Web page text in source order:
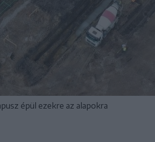
épül ezekre az alapokra